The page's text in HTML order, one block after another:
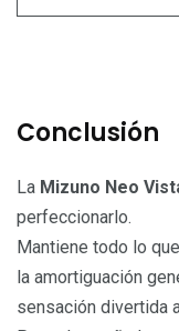
Conclusión
La Mizuno Neo
perfeccionarlo.
Mantiene todo lo
la amortiguación
sensación divertida